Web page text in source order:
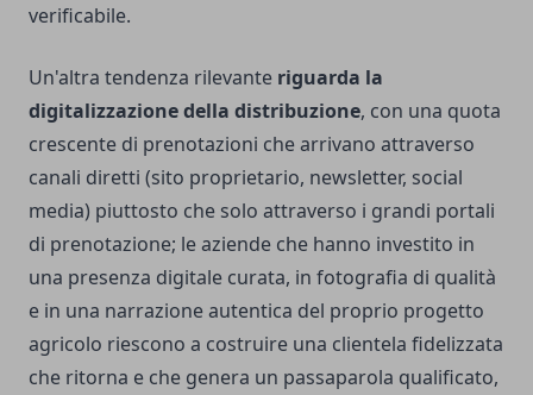
verificabile.
Un'altra tendenza rilevante riguarda la
digitalizzazione della distribuzione, con una quota
crescente di prenotazioni che arrivano attraverso
canali diretti (sito proprietario, newsletter, social
media) piuttosto che solo attraverso i grandi portali
di prenotazione; le aziende che hanno investito in
una presenza digitale curata, in fotografia di qualità
e in una narrazione autentica del proprio progetto
agricolo riescono a costruire una clientela fidelizzata
che ritorna e che genera un passaparola qualificato,